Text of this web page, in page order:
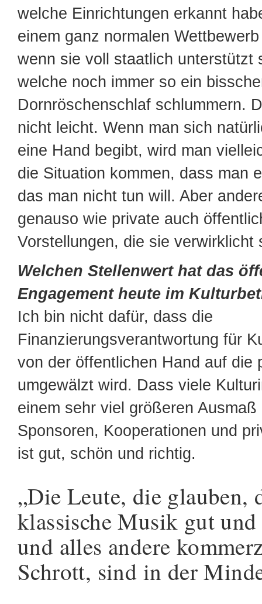
welche Einrichtungen erkannt
einem ganz normalen
wenn sie voll staatlich unterstützt
welche noch immer so ein
Dornröschenschlaf schlummern.
nicht leicht. Wenn man sich
eine Hand begibt, wird man
die Situation kommen, dass man
das man nicht tun will. Aber
genauso wie private auch
Vorstellungen, die sie verwirklicht
Welchen Stellenwert hat das
Engagement heute im
Ich bin nicht dafür, dass die
Finanzierungsverantwortung für
von der öffentlichen Hand auf die
umgewälzt wird. Dass viele
einem sehr viel größeren
Sponsoren, Kooperationen und
ist gut, schön und richtig.
„Die Leute, die glauben,
klassische Musik gut
und alles andere
Schrott, sind in der